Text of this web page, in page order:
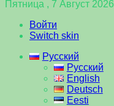
Пятница , 7 Август 2026
Войти
Switch skin
Русский
Русский
English
Deutsch
Eesti